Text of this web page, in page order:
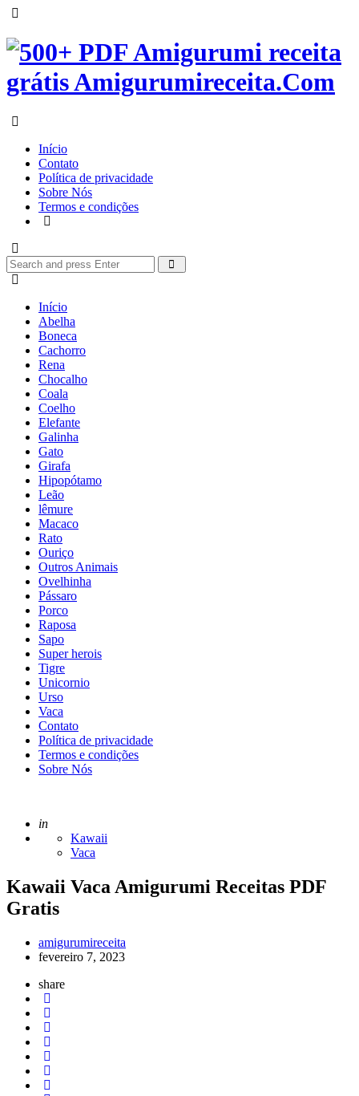
500+
PDF
Amigurumi
receita
grátis
Amigurumireceita.Com
Início
Contato
Política de privacidade
Sobre Nós
Termos e condições
Search
for:
Início
Abelha
Boneca
Cachorro
Rena
Chocalho
Coala
Coelho
Elefante
Galinha
Gato
Girafa
Hipopótamo
Leão
lêmure
Macaco
Rato
Ouriço
Outros Animais
Ovelhinha
Pássaro
Porco
Raposa
Sapo
Super herois
Tigre
Unicornio
Urso
Vaca
Contato
Política de privacidade
Termos e condições
Sobre Nós
Posted
in
Kawaii
Vaca
Kawaii Vaca Amigurumi Receitas PDF
Gratis
Posted
by
amigurumireceita
fevereiro 7, 2023
share